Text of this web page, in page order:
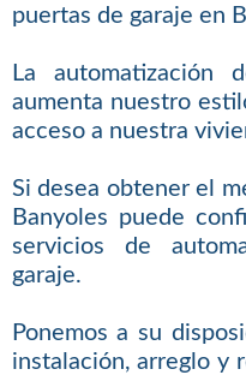
puertas de garaje en
La automatización
aumenta nuestro
acceso a nuestra
Si desea obtener el
Banyoles puede
servicios de
garaje.
Ponemos a su
instalación, arreglo y